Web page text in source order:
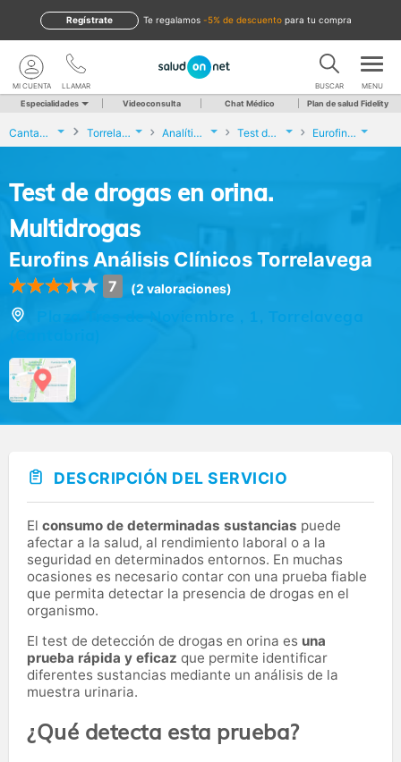
te regalamos -5% de descuento para tu compra
Regístrate
LLAMAR
MI CUENTA BUSCAR MENU
Especialidades Videoconsulta Chat Médico Plan de salud Fidelity
Cantabria Torrelavega Analíticas y Genética Test de drogas en orina. Multidrogas Eurofins Análisis Clínicos Torrelavega
Test de drogas en orina.
Multidrogas
Eurofins Análisis Clínicos Torrelavega
7 (2 valoraciones)
Plaza Tres de Noviembre , 1, Torrelavega
DESCRIPCIÓN DEL SERVICIO
El consumo de determinadas sustancias puede
afectar a la salud, al rendimiento laboral o a la
seguridad en determinados entornos. En muchas
ocasiones es necesario contar con una prueba fiable
que permita detectar la presencia de drogas en el
organismo.
El test de detección de drogas en orina es una
prueba rápida y eficaz que permite identificar
diferentes sustancias mediante un análisis de la
muestra urinaria.
¿Qué detecta esta prueba?